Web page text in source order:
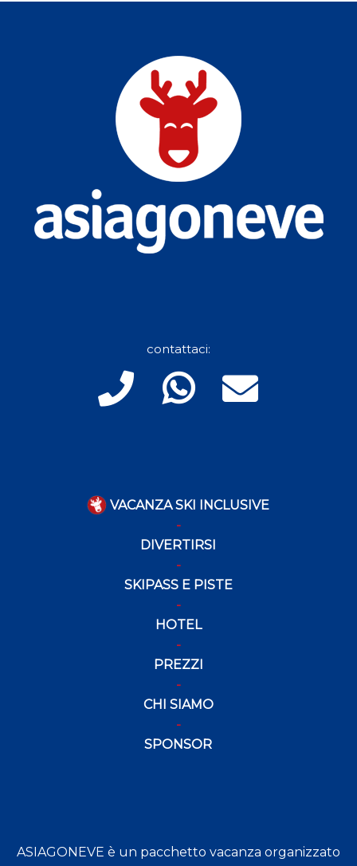
contattaci:
VACANZA SKI INCLUSIVE
DIVERTIRSI
SKIPASS E PISTE
HOTEL
PREZZI
CHI SIAMO
SPONSOR
ASIAGONEVE è un pacchetto vacanza organizzato